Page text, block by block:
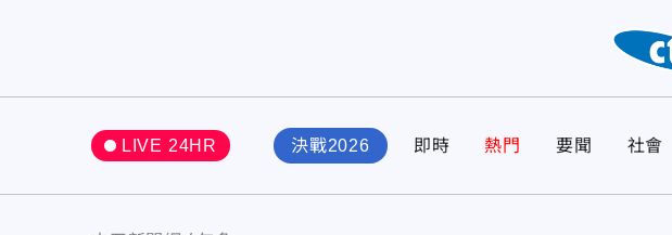
LIVE 24HR 決戰2026 即時 熱門 要聞 社會